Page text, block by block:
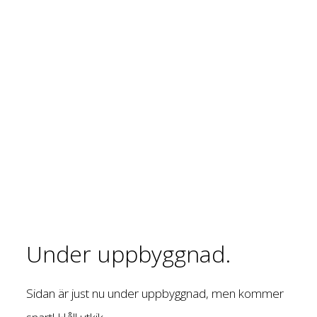
Under uppbyggnad.
Sidan är just nu under uppbyggnad, men kommer